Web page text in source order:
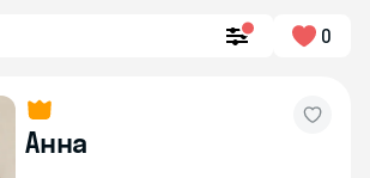
0
Анна